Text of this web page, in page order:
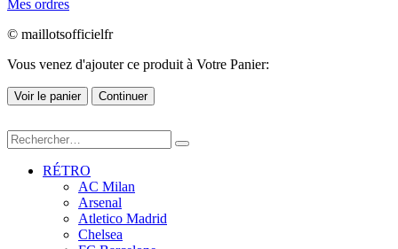
Mes ordres
© maillotsofficielfr
Vous venez d'ajouter ce produit à Votre Panier:
Voir le panier Continuer
RÉTRO
AC Milan
Arsenal
Atletico Madrid
Chelsea